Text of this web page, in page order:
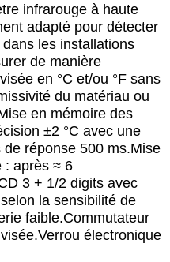
infrarouge à haute
adapté pour détecter
les installations
de manière
visée en °C et/ou °F sans
du matériau ou
en mémoire des
±2 °C avec une
de réponse 500 ms.Mise
: après ≈ 6
3 + 1/2 digits avec
la sensibilité de
faible.Commutateur
Verrou électronique